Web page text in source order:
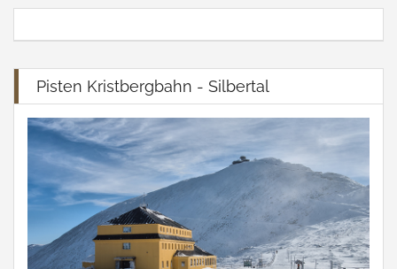
Pisten Kristbergbahn - Silbertal